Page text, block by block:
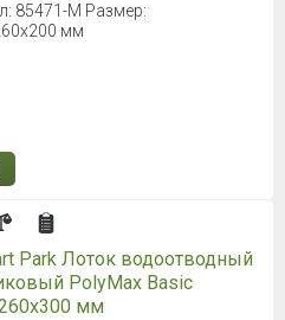
85471-М Размер:
мм
Park Лоток водоотводный
PolyMax Basic
мм